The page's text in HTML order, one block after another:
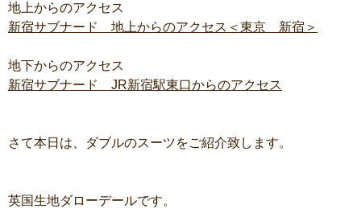
地上からのアクセス
新宿サブナード 地上からのアクセス＜東京 新宿＞
地下からのアクセス
新宿サブナード JR新宿駅東口からのアクセス
さて本日は、ダブルのスーツをご紹介致します。
英国生地ダローデールです。